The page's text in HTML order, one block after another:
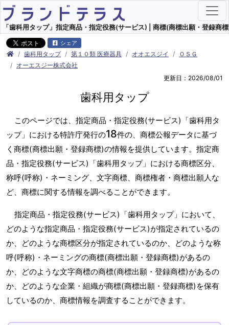
「歯科用タップ」指定商品・指定役務(サービス) | 商標(商標出願・登録商
シェア
歯科用タップ 第１０類 医療器具 オオエスジイ
ＯＳＧ
オーエスジー株式会社
更新日：2026/08/01
歯科用タップ
このページでは、指定商品・指定役務(サービス)「歯科用タ
ップ」における特許庁発行の18件の、商標公報データに基づ
く商標(商標出願・登録商標)の情報を提供しています。指定商
品・指定役務(サービス)「歯科用タップ」における商標区分、
称呼(呼称)・ネーミング、文字商標、商標権者・商標出願人な
ど、商標に関する情報を調べることができます。
指定商品・指定役務(サービス)「歯科用タップ」において、
どのような指定商品・指定役務(サービス)が指定されているの
か、どのような商標区分が指定されているのか、どのような称
呼(呼称)・ネーミングの商標(商標出願・登録商標)があるの
か、どのような文字商標の商標(商標出願・登録商標)があるの
か、どのような企業・組織が商標(商標出願・登録商標)を保有
しているのか、商標情報を調査することができます。